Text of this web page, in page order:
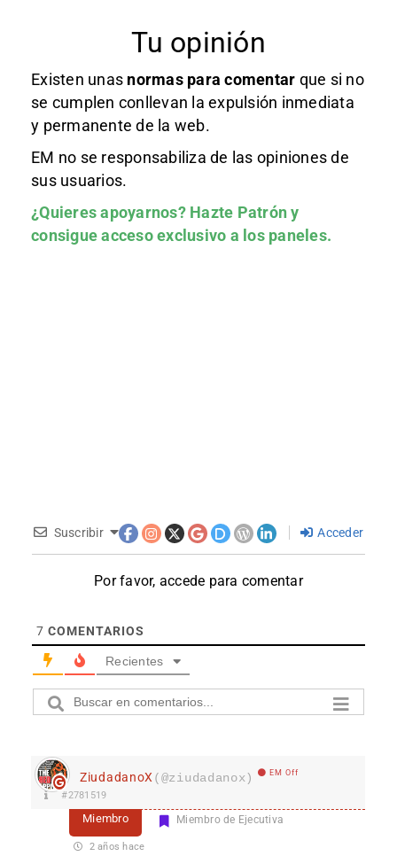
Tu opinión
Existen unas normas para comentar que si no
se cumplen conllevan la expulsión inmediata
y permanente de la web.
EM no se responsabiliza de las opiniones de
sus usuarios.
¿Quieres apoyarnos? Hazte Patróny
consigue acceso exclusivo a los paneles.
Suscribir Acceder
Por favor, accede para comentar
7 COMENTARIOS
Recientes
ZiudadanoX (@ziudadanox) EM Off
#2781519
Miembro Miembro de Ejecutiva
2 años hace